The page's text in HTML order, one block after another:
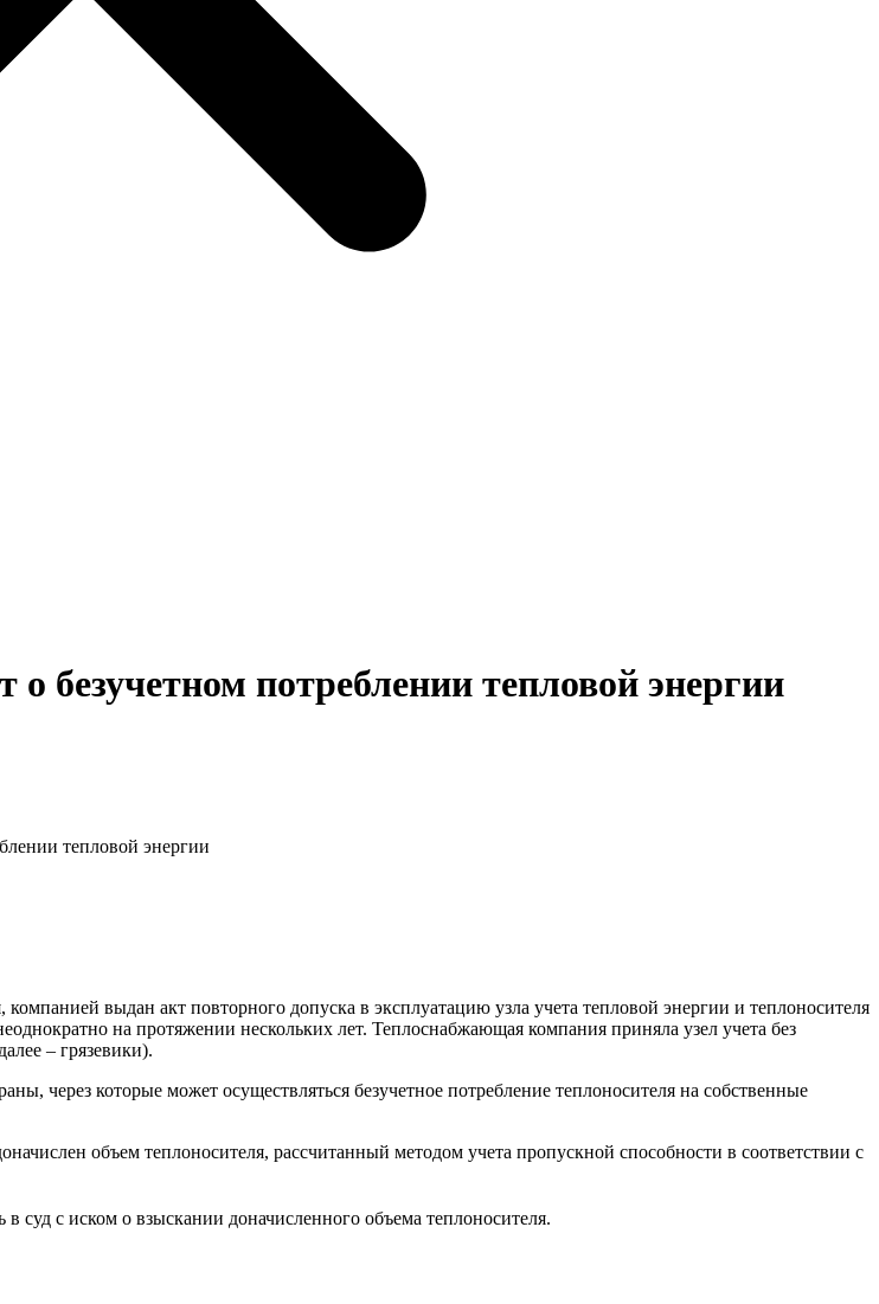
о безучетном потреблении тепловой энергии
тепловой энергии
выдан акт повторного допуска в эксплуатацию узла учета тепловой энергии и теплоносителя
на протяжении нескольких лет. Теплоснабжающая компания приняла узел учета без
– грязевики).
через которые может осуществляться безучетное потребление теплоносителя на собственные
объем теплоносителя, рассчитанный методом учета пропускной способности в соответствии с
суд с иском о взыскании доначисленного объема теплоносителя.